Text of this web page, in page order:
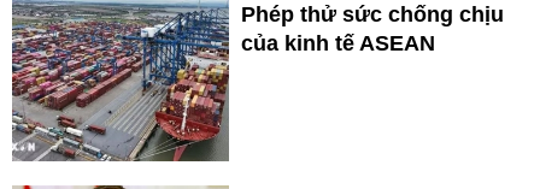
Phép thử sức chống chịu
của kinh tế ASEAN